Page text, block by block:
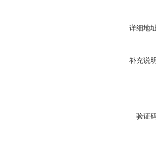
详细地
补充说
验证